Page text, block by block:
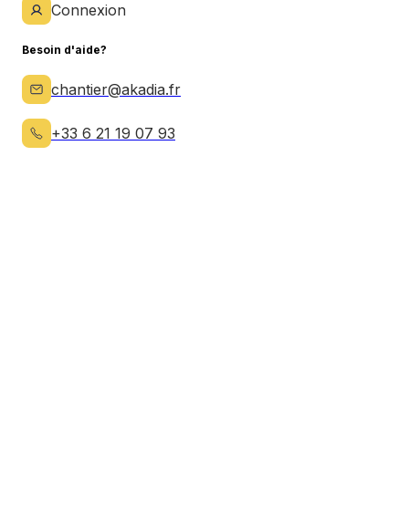
Connexion
Besoin d'aide?
chantier@akadia.fr
+33 6 21 19 07 93